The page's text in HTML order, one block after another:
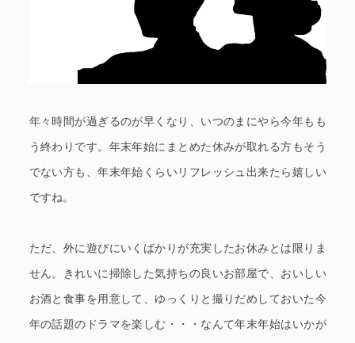
年々時間が過ぎるのが早くなり、いつのまにやら今年もも
う終わりです。年末年始にまとめた休みが取れる方もそう
でない方も、年末年始くらいリフレッシュ出来たら嬉しい
ですね。
ただ、外に遊びにいくばかりが充実したお休みとは限りま
せん。きれいに掃除した気持ちの良いお部屋で、おいしい
お酒と食事を用意して、ゆっくりと撮りだめしておいた今
年の話題のドラマを楽しむ・・・なんて年末年始はいかが